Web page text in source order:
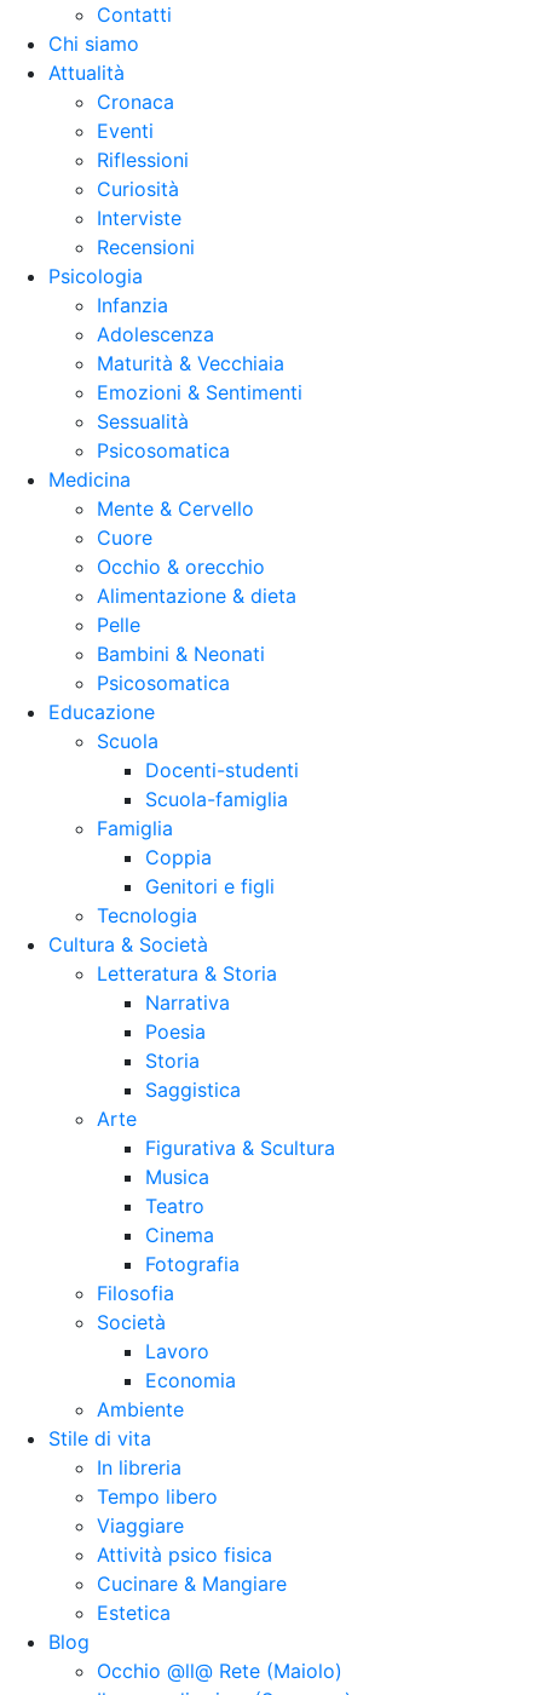
Contatti
Chi siamo
Attualità
Cronaca
Eventi
Riflessioni
Curiosità
Interviste
Recensioni
Psicologia
Infanzia
Adolescenza
Maturità & Vecchiaia
Emozioni & Sentimenti
Sessualità
Psicosomatica
Medicina
Mente & Cervello
Cuore
Occhio & orecchio
Alimentazione & dieta
Pelle
Bambini & Neonati
Psicosomatica
Educazione
Scuola
Docenti-studenti
Scuola-famiglia
Famiglia
Coppia
Genitori e figli
Tecnologia
Cultura & Società
Letteratura & Storia
Narrativa
Poesia
Storia
Saggistica
Arte
Figurativa & Scultura
Musica
Teatro
Cinema
Fotografia
Filosofia
Società
Lavoro
Economia
Ambiente
Stile di vita
In libreria
Tempo libero
Viaggiare
Attività psico fisica
Cucinare & Mangiare
Estetica
Blog
Occhio @ll@ Rete (Maiolo)